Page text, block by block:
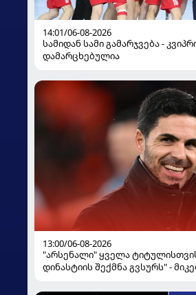
14:01/06-08-2026
სამიდან სამი გამარჯვება -
დამარცხებულია
13:00/06-08-2026
"არსენალი" ყველა
დინასტიის შექმნა გვსურს" -